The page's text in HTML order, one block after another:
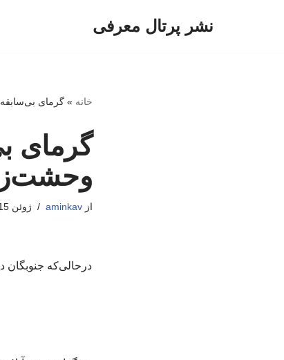
نشر پرتال معرفی
خانه »گرمای
گرمای
ازaminkav ژوئن 15, 2026
درحالی‌که جنوبگان